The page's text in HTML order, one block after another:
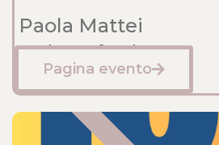
Paola Mattei
Sede: Anfossi
Gennaio 11, 2025
Pagina evento